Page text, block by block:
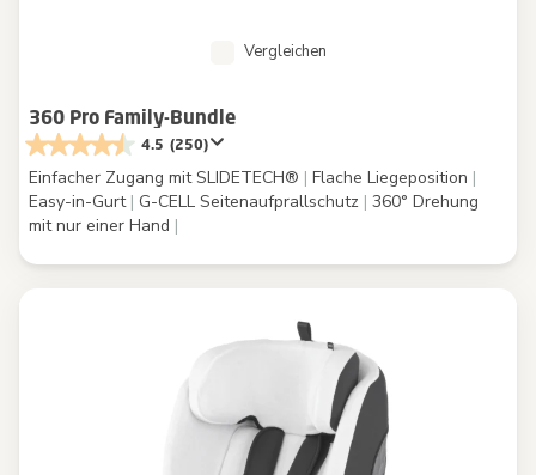
Vergleichen
360 Pro Family-Bundle
4.5 (250)
Einfacher Zugang mit SLIDETECH® | Flache Liegeposition |
Easy-in-Gurt | G-CELL Seitenaufprallschutz | 360° Drehung
mit nur einer Hand |